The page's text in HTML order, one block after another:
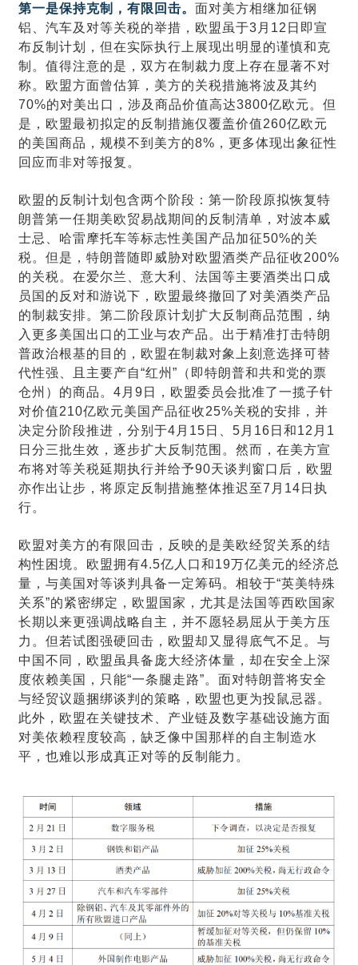
第一是保持克制，有限回击。 面对美方相继加征钢
铝、汽车及对等关税的举措，欧盟虽于3月12日即宣
布反制计划，但在实际执行上展现出明显的谨慎和克
制。值得注意的是，双方在制裁力度上存在显著不对
称。欧盟方面曾估算，美方的关税措施将波及其约
70%的对美出口，涉及商品价值高达3800亿欧元。但
是，欧盟最初拟定的反制措施仅覆盖价值260亿欧元
的美国商品，规模不到美方的8%，更多体现出象征性
回应而非对等报复。
欧盟的反制计划包含两个阶段：第一阶段原拟恢复特
朗普第一任期美欧贸易战期间的反制清单，对波本威
士忌、哈雷摩托车等标志性美国产品加征50%的关
税。但是，特朗普随即威胁对欧盟酒类产品征收200%
的关税。在爱尔兰、意大利、法国等主要酒类出口成
员国的反对和游说下，欧盟最终撤回了对美酒类产品
的制裁安排。第二阶段原计划扩大反制商品范围，纳
入更多美国出口的工业与农产品。出于精准打击特朗
普政治根基的目的，欧盟在制裁对象上刻意选择可替
代性强、且主要产自“红州”（即特朗普和共和党的票
仓州）的商品。4月9日，欧盟委员会批准了一揽子针
对价值210亿欧元美国产品征收25%关税的安排，并
决定分阶段推进，分别于4月15日、5月16日和12月1
日分三批生效，逐步扩大反制范围。然而，在美方宣
布将对等关税延期执行并给予90天谈判窗口后，欧盟
亦作出让步，将原定反制措施整体推迟至7月14日执
行。
欧盟对美方的有限回击，反映的是美欧经贸关系的结
构性困境。欧盟拥有4.5亿人口和19万亿美元的经济总
量，与美国对等谈判具备一定筹码。相较于“英美特殊
关系”的紧密绑定，欧盟国家，尤其是法国等西欧国家
长期以来更强调战略自主，并不愿轻易屈从于美方压
力。但若试图强硬回击，欧盟却又显得底气不足。与
中国不同，欧盟虽具备庞大经济体量，却在安全上深
度依赖美国，只能“一条腿走路”。面对特朗普将安全
与经贸议题捆绑谈判的策略，欧盟也更为投鼠忌器。
此外，欧盟在关键技术、产业链及数字基础设施方面
对美依赖程度较高，缺乏像中国那样的自主制造水
平，也难以形成真正对等的反制能力。